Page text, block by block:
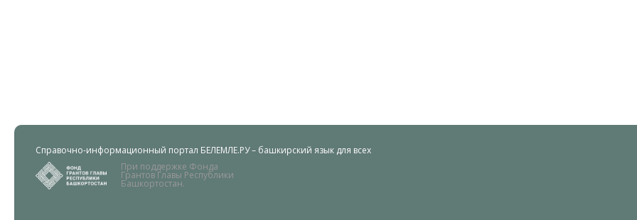
Справочно-информационный портал БЕЛЕМЛЕ.РУ – башкирский язык для всех
При поддержке Фонда
Грантов Главы Республики
Башкортостан.